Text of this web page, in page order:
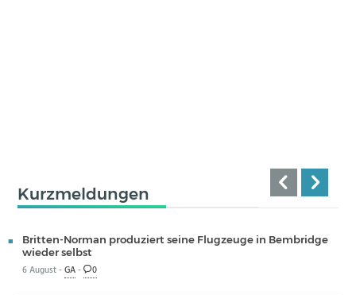
Kurzmeldungen
Britten-Norman produziert seine Flugzeuge in Bembridge
wieder selbst
6 August -GA- 0